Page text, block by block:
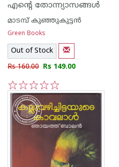
എന്റെ തോന്ന്യാസങ്ങള്‍
മാടമ്പ് കുഞ്ഞുകുട്ടന്‍
Green Books
Out of Stock
Rs 160.00 Rs 149.00
5
4
3
2
1